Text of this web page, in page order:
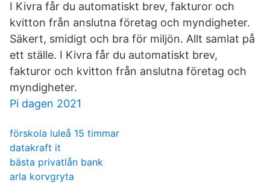
I Kivra får du automatiskt brev, fakturor och
kvitton från anslutna företag och myndigheter.
Säkert, smidigt och bra för miljön. Allt samlat på
ett ställe. I Kivra får du automatiskt brev,
fakturor och kvitton från anslutna företag och
myndigheter.
Pi dagen 2021
förskola luleå 15 timmar
datakraft it
bästa privatlån bank
arla korvgryta